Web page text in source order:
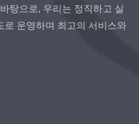
탕으로, 우리는 정직하고 실
로 운영하며 최고의 서비스와